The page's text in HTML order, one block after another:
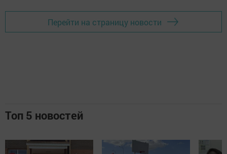
Перейти на страницу новости
Топ 5 новостей